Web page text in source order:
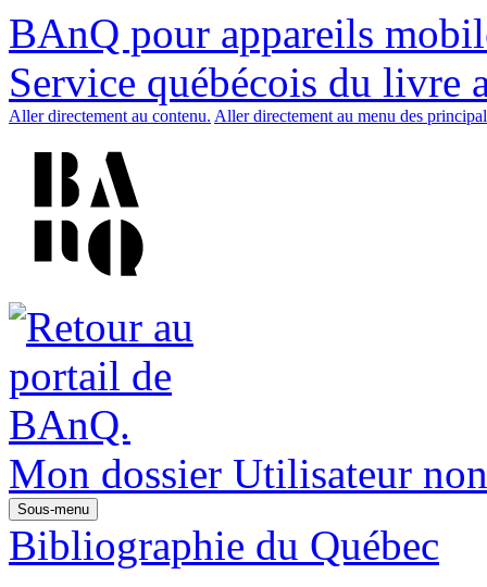
BAnQ pour appareils
Service québécois du livre
Aller directement au contenu. Aller directement au menu des
Mon dossier Utilisateur
Sous-menu
Bibliographie du Québec